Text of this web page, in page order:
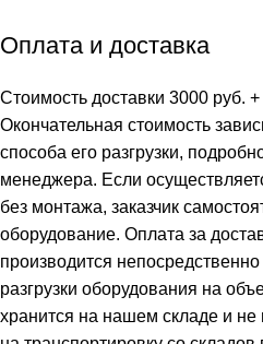
Оплата и доставка
Стоимость доставки 3000 руб.
Окончательная стоимость
способа его разгрузки,
менеджера. Если
без монтажа, заказчик
оборудование. Оплата за
производится
разгрузки оборудования на
хранится на нашем складе и не